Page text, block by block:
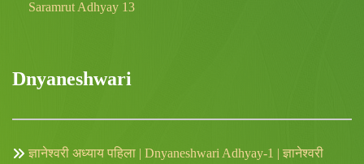
Saramrut Adhyay 13
Dnyaneshwari
ज्ञानेश्वरी अध्याय पहिला | Dnyaneshwari Adhyay-1 | ज्ञानेश्वरी